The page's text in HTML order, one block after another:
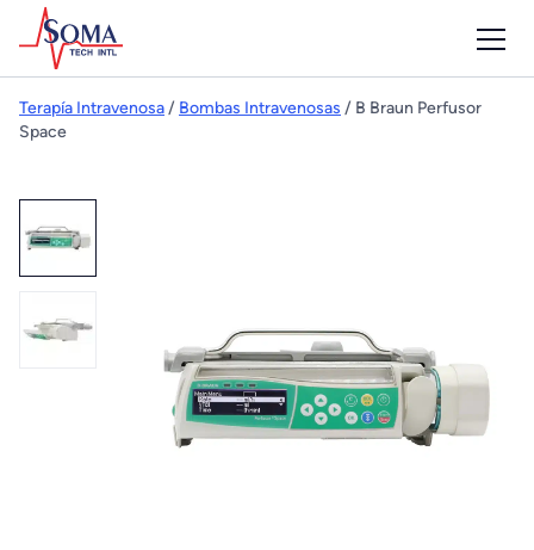
Terapía Intravenosa/ Bombas Intravenosas / B Braun Perfusor
Space